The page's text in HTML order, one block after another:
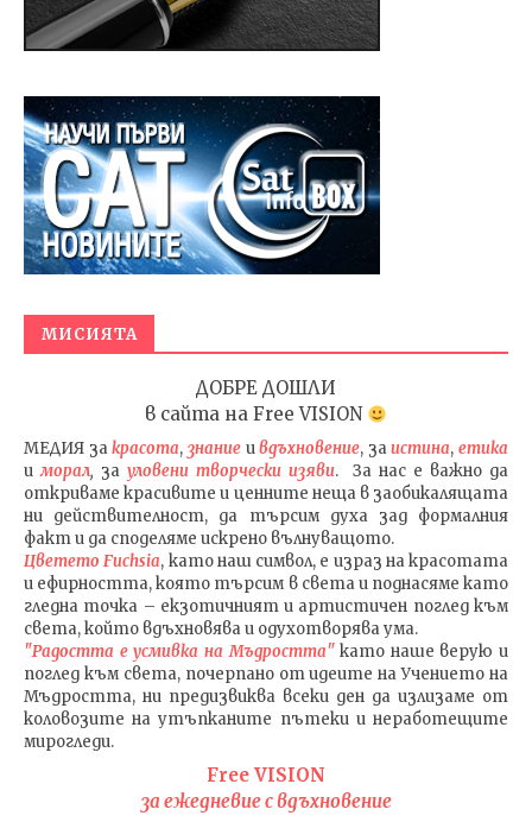
МИСИЯТА
ДОБРЕ ДОШЛИ
в сайта на Free VISION
МЕДИЯ закрасота, знаниеивдъхновение, заистина, етика
иморал, за уловени творчески изяви. За нас е важно да
откриваме красивите и ценните неща в заобикалящата
ни действителност, да търсим духа зад формалния
факт и да споделяме искрено вълнуващото.
Цветето Fuchsia, като наш символ, е израз на красотата
и ефирността, която търсим в света и поднасяме като
гледна точка – екзотичният и артистичен поглед към
света, който вдъхновява и одухотворява ума.
"Радостта е усмивка на Мъдростта"като наше верую и
поглед към света, почерпано от идеите на Учението на
Мъдростта, ни предизвиква всеки ден да излизаме от
коловозите на утъпканите пътеки и неработещите
мирогледи.
Free VISION
за ежедневие с вдъхновение